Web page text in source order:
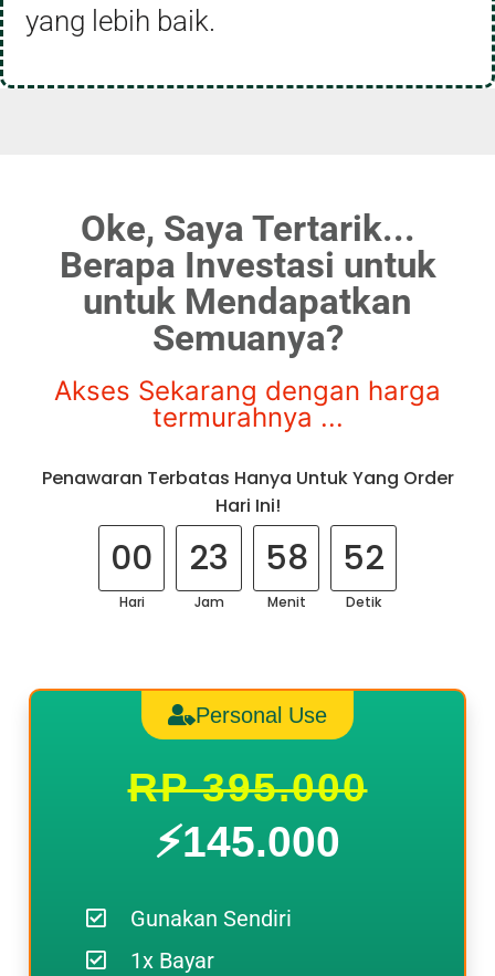
yang lebih baik.
Oke, Saya Tertarik...
Berapa Investasi untuk
untuk Mendapatkan
Semuanya?
Akses Sekarang dengan harga
termurahnya ...
Penawaran Terbatas Hanya Untuk Yang Order
Hari Ini!
00
Hari
23
Jam
58
Menit
50
Detik
Personal Use
RP 395.000
⚡️145.000
Gunakan Sendiri
1x Bayar